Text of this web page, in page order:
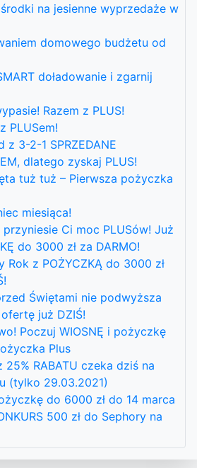
na jesienne wyprzedaże w
domowego budżetu od
doładowanie i zgarnij
Razem z PLUS!
PLUSem!
z 3-2-1 SPRZEDANE
dlatego zyskaj PLUS!
tuż tuż – Pierwsza pożyczka
miesiąca!
przyniesie Ci moc PLUSów! Już
do 3000 zł za DARMO!
Rok z POŻYCZKĄ do 3000 zł
Świętami nie podwyższa
już DZIŚ!
Poczuj WIOSNĘ i pożyczkę
Plus
RABATU czeka dziś na
(tylko 29.03.2021)
do 6000 zł do 14 marca
500 zł do Sephory na